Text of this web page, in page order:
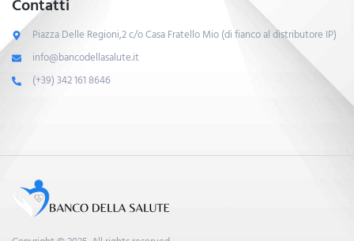
Contatti
Piazza Delle Regioni,2 c/o Casa Fratello Mio (di fianco al distributore IP)
info@bancodellasalute.it
(+39) 342 161 8646